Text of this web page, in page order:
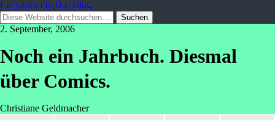
Literaturwelt. Das Blog.
2. September, 2006
Noch ein Jahrbuch. Diesmal
über Comics.
Christiane Geldmacher